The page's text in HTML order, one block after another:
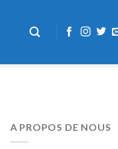
A PROPOS DE NOUS